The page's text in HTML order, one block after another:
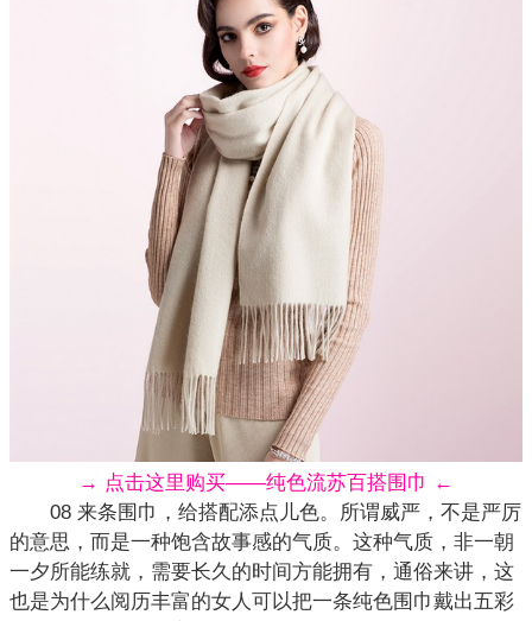
→ 点击这里购买——纯色流苏百搭围巾 ←
08 来条围巾，给搭配添点儿色。所谓威严，不是严厉
的意思，而是一种饱含故事感的气质。这种气质，非一朝
一夕所能练就，需要长久的时间方能拥有，通俗来讲，这
也是为什么阅历丰富的女人可以把一条纯色围巾戴出五彩